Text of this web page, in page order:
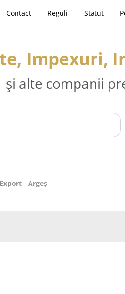
Contact Reguli Statut
Impexuri,
și alte companii
- Argeş